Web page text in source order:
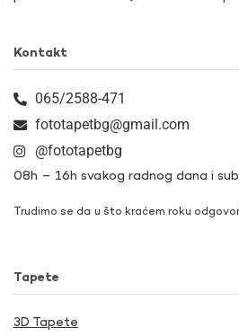
Kontakt
065/2588-471
fototapetbg@gmail.com
@fototapetbg
08h – 16h svakog radnog dana i
Trudimo se da u što kraćem roku
Tapete
3D Tapete